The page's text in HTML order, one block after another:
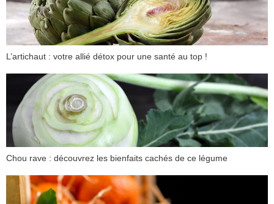
L’artichaut : votre allié détox pour une santé au top !
Chou rave : découvrez les bienfaits cachés de ce légume